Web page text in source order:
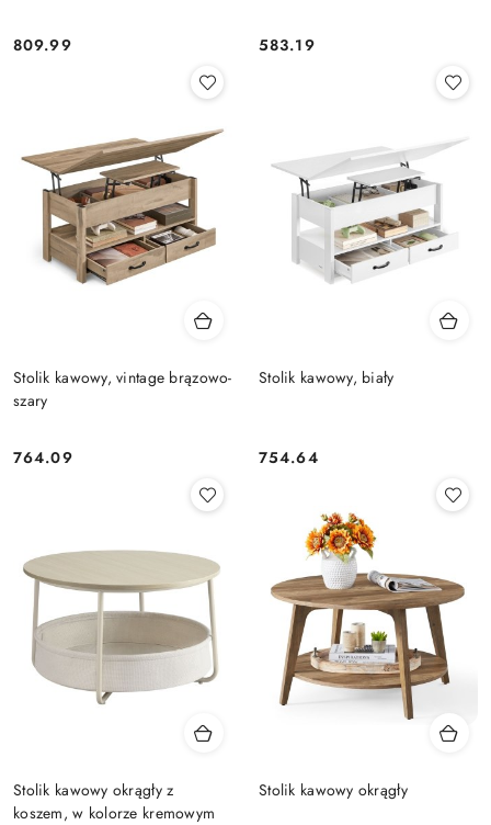
Cena:
809.99 Cena:
583.19
Stolik kawowy, vintage brązowo-
szary
Cena:
764.09
Stolik kawowy, biały
Cena:
754.64
Stolik kawowy okrągły z
koszem, w kolorze kremowym
Stolik kawowy okrągły